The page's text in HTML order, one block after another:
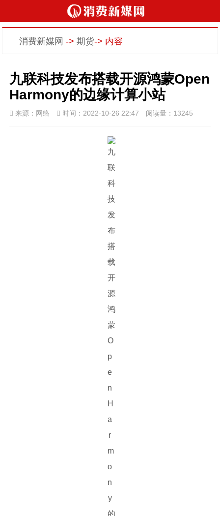
消费新媒网 ->期货-> 内容
九联科技发布搭载开源鸿蒙Open
Harmony的边缘计算小站
来源：网络 时间：2022-10-26 22:47 阅读量：13245